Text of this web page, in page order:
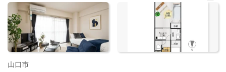
お気
山口市